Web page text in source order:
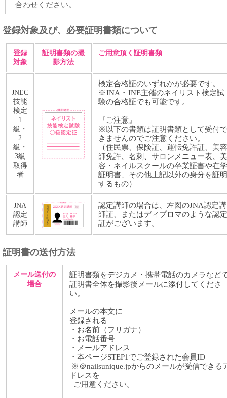
合わせください。
登録対象及び、必要証明書類について
登録
対象
証明書類の撮
影方法
ご用意頂く証明書類
JNEC
技能
検定
1
級・
2
級・
3級
取得
者
検定合格証のいずれかが必要です。
※JNA・JNE主催のネイリスト検定試
験の合格証でも可能です。
『ご注意』
※以下の書類は証明書類として受付で
きませんのでご注意ください。
（住民票、保険証、運転免許証、美容
師免許、名刺、サロンメニュー表、美
容・ネイルスクールの卒業証書や在学
証明書、その他上記以外の身分を証明
するもの）
JNA
認定
講師
認定講師の場合は、左図のJNA認定講
師証、またはディプロマのような認定
証がございます。
証明書の送付方法
メール送付の
場合
証明書類をデジカメ・携帯電話のカメラなど
証明書全体を撮影後メールに添付してくださ
い。
メールの本文に
登録される
・お名前（フリガナ）
・お電話番号
・メールアドレス
・本ページSTEP1でご登録された会員ID
※＠nailsunique.jpからのメールが受信できる
ドレスを
ご用意ください。